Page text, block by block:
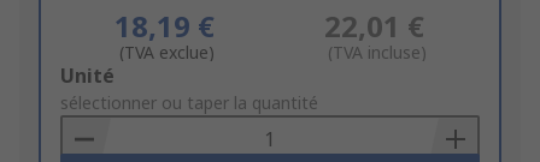
18,19 €
(TVA exclue)
22,01 €
(TVA incluse)
Add
to
Basket
Unité
sélectionner ou taper la quantité